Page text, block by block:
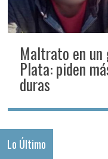
Maltrato en
Plata: piden
duras
Lo Último